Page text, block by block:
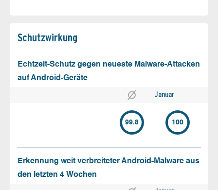
Schutz­wirkung
Echtzeit-Schutz gegen neueste Malware-Attacken
auf Android-Geräte
Januar
99.8 100
Erkennung weit verbreiteter Android-Malware aus
den letzten 4 Wochen